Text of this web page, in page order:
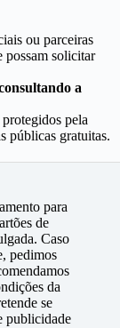
ou parceiras
possam solicitar
a
pela
públicas gratuitas.
para
de
Caso
pedimos
da
se
publicidade